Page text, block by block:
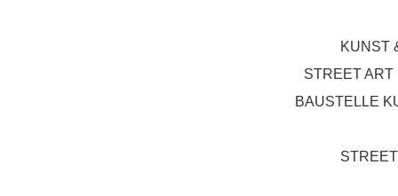
KUNST
STREET ART
BAUSTELLE